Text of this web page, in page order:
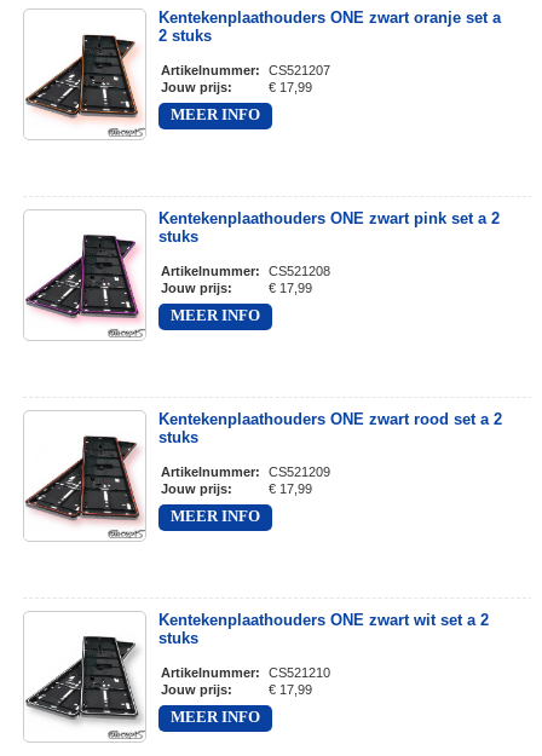
Kentekenplaathouders ONE zwart oranje set a
2 stuks
Artikelnummer:
CS521207
Jouw prijs: € 17,99
MEER INFO
Kentekenplaathouders ONE zwart pink set a 2
stuks
Artikelnummer:
CS521208
Jouw prijs: € 17,99
MEER INFO
Kentekenplaathouders ONE zwart rood set a 2
stuks
Artikelnummer:
CS521209
Jouw prijs: € 17,99
MEER INFO
Kentekenplaathouders ONE zwart wit set a 2
stuks
Artikelnummer:
CS521210
Jouw prijs: € 17,99
MEER INFO